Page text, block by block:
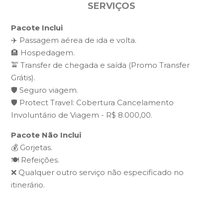
SERVIÇOS
Pacote Inclui
✈️ Passagem aérea de ida e volta.
🏨 Hospedagem.
🚖 Transfer de chegada e saída (Promo Transfer
Grátis).
🛡️ Seguro viagem.
🛡️ Protect Travel: Cobertura Cancelamento
Involuntário de Viagem - R$ 8.000,00.
Pacote Não Inclui
💰 Gorjetas.
🍽️ Refeições.
❌ Qualquer outro serviço não especificado no
itinerário.